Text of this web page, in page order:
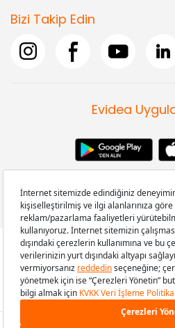
Bizi Takip Edin
Evidea
Copyright © 2008-2026